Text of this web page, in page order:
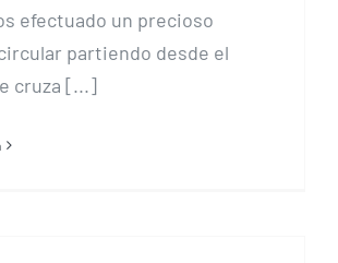
efectuado un precioso
partiendo desde el
cruza [...]